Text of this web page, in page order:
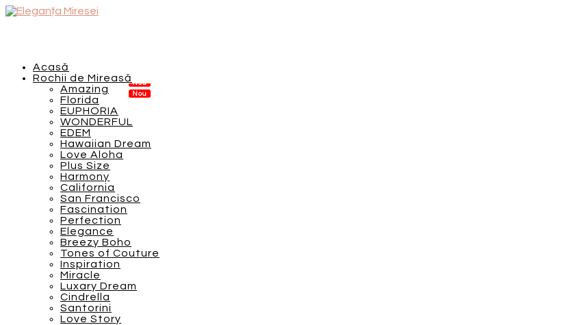
Acasă
Rochii de Mireasă
Amazing
Florida
EUPHORIA
WONDERFUL
EDEM
Hawaiian Dream
Love Aloha
Plus Size
Harmony
California
San Francisco
Fascination
Perfection
Elegance
Breezy Boho
Tones of Couture
Inspiration
Miracle
Luxary Dream
Cindrella
Santorini
Love Story